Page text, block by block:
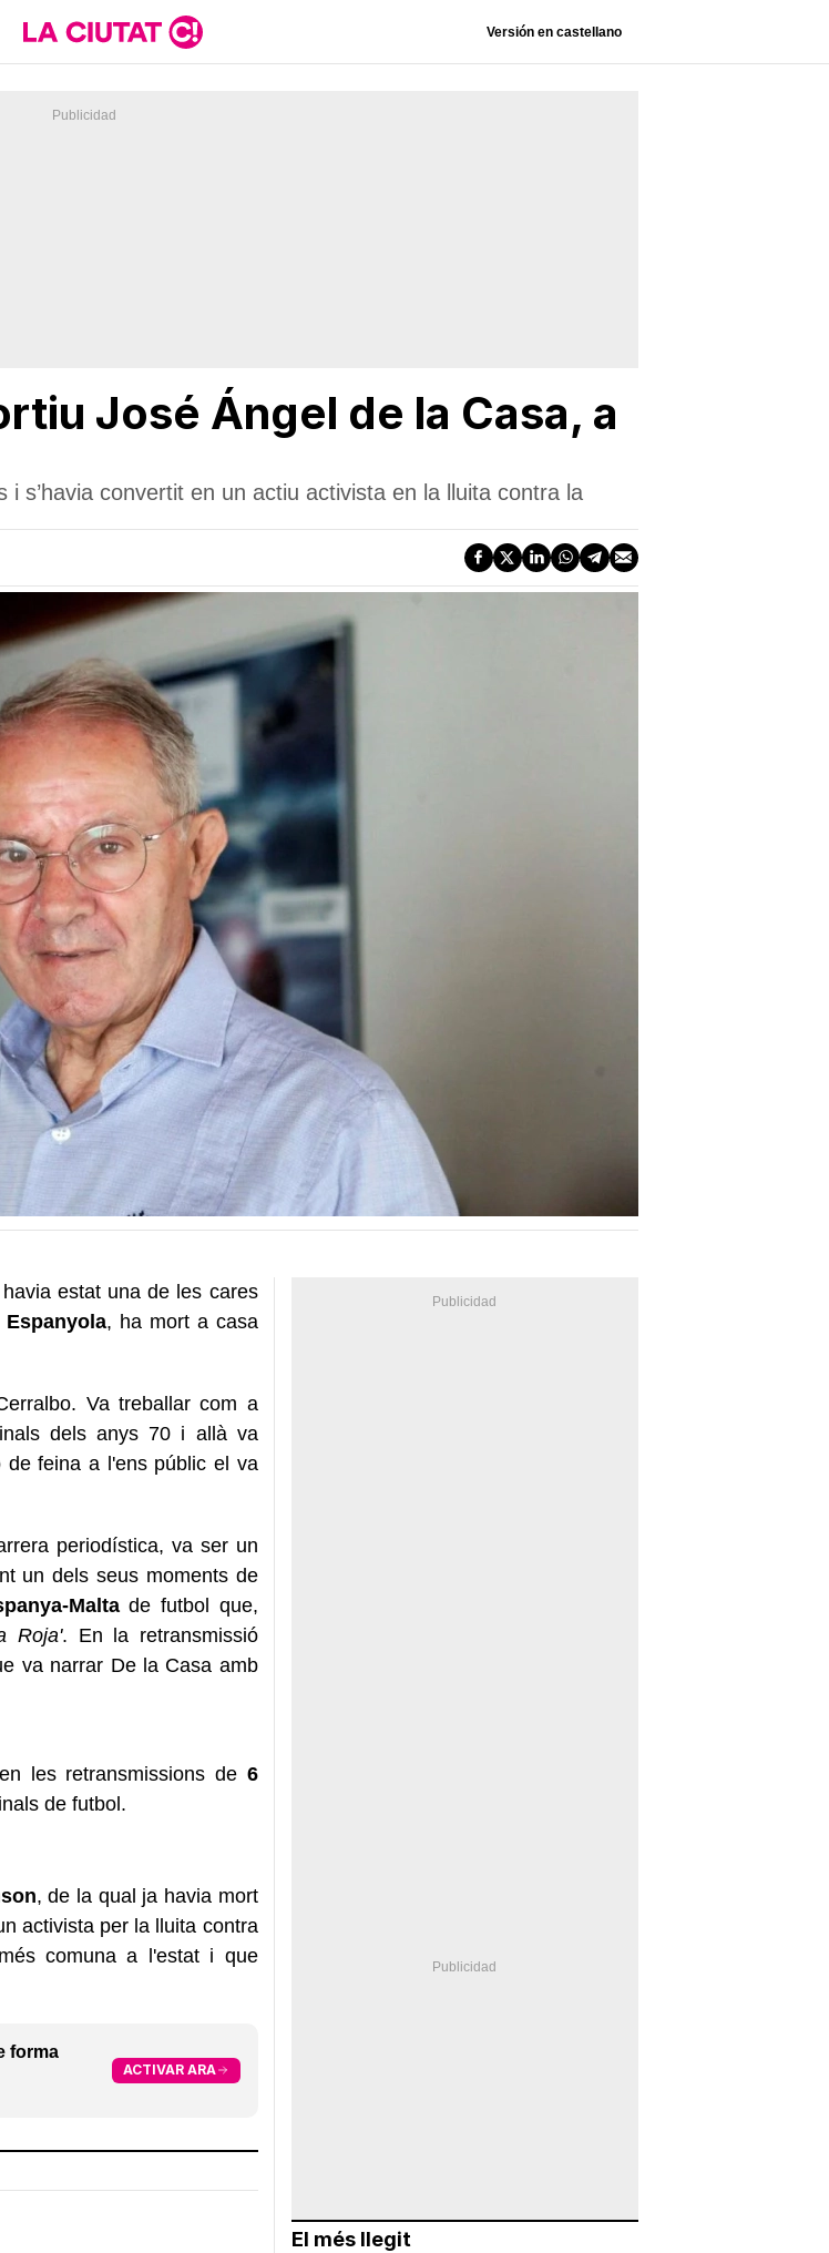
Versión en castellano
José Ángel de la Casa, a
s’havia convertit en un actiu activista en la lluita contra la
estat una de les cares
Espanyola, ha mort a casa
Va treballar com a
dels anys 70 i allà va
de feina a l'ens públic el va
periodística, va ser un
un dels seus moments de
Maltade futbol que,
Roja'. En la retransmissió
va narrar De la Casa amb
les retransmissions de6
de futbol.
, de la qual ja havia mort
activista per la lluita contra
comuna a l'estat i que
forma
ACTIVAR ARA
El més llegit